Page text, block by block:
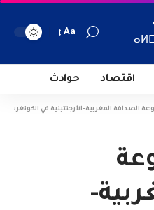
Aa
اقتصاد حوادث
الصداقة المغربية-الأرجنتينية في الكونغرس